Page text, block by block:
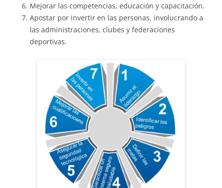
Mejorar las competencias, educación y capacitación.
Apostar por invertir en las personas, involucrando a
las administraciones, clubes y federaciones
deportivas.